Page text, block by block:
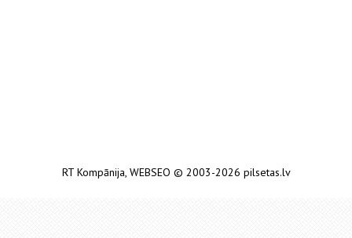
RT Kompānija, WEBSEO © 2003-2026 pilsetas.lv